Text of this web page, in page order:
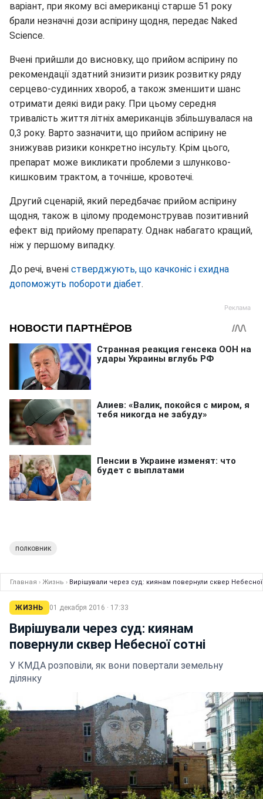
варіант, при якому всі американці старше 51 року
брали незначні дози аспірину щодня, передає Naked
Science.
Вчені прийшли до висновку, що прийом аспірину по
рекомендації здатний знизити ризик розвитку ряду
серцево-судинних хвороб, а також зменшити шанс
отримати деякі види раку. При цьому середня
тривалість життя літніх американців збільшувалася на
0,3 року. Варто зазначити, що прийом аспірину не
знижував ризики конкретно інсульту. Крім цього,
препарат може викликати проблеми з шлунково-
кишковим трактом, а точніше, кровотечі.
Другий сценарій, який передбачає прийом аспірину
щодня, також в цілому продемонстрував позитивний
ефект від прийому препарату. Однак набагато кращий,
ніж у першому випадку.
До речі, вчені стверджують, що качконіс і єхидна
допоможуть побороти діабет.
полковник
Главная › Жизнь › Вирішували через суд: киянам повернули сквер Небесної
ЖИЗНЬ 01 декабря 2016 · 17:33
Вирішували через суд: киянам
повернули сквер Небесної сотні
У КМДА розповіли, як вони повертали земельну
ділянку